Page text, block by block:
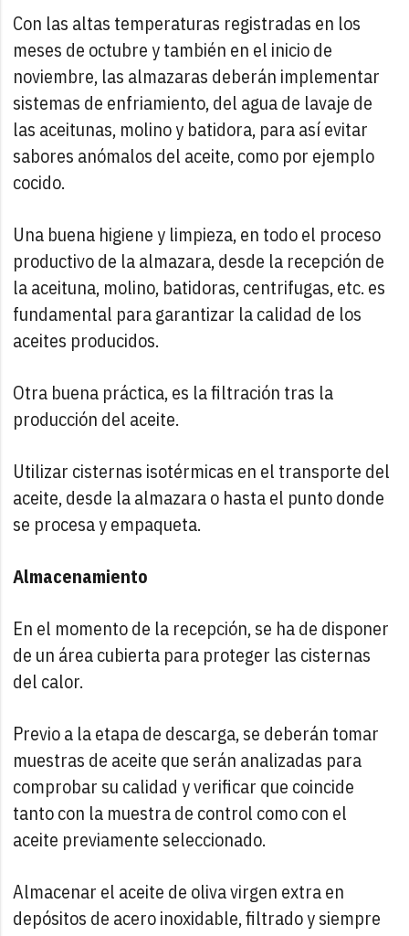
Con las altas temperaturas registradas en los
meses de octubre y también en el inicio de
noviembre, las almazaras deberán implementar
sistemas de enfriamiento, del agua de lavaje de
las aceitunas, molino y batidora, para así evitar
sabores anómalos del aceite, como por ejemplo
cocido.
Una buena higiene y limpieza, en todo el proceso
productivo de la almazara, desde la recepción de
la aceituna, molino, batidoras, centrifugas, etc. es
fundamental para garantizar la calidad de los
aceites producidos.
Otra buena práctica, es la filtración tras la
producción del aceite.
Utilizar cisternas isotérmicas en el transporte del
aceite, desde la almazara o hasta el punto donde
se procesa y empaqueta.
Almacenamiento
En el momento de la recepción, se ha de disponer
de un área cubierta para proteger las cisternas
del calor.
Previo a la etapa de descarga, se deberán tomar
muestras de aceite que serán analizadas para
comprobar su calidad y verificar que coincide
tanto con la muestra de control como con el
aceite previamente seleccionado.
Almacenar el aceite de oliva virgen extra en
depósitos de acero inoxidable, filtrado y siempre